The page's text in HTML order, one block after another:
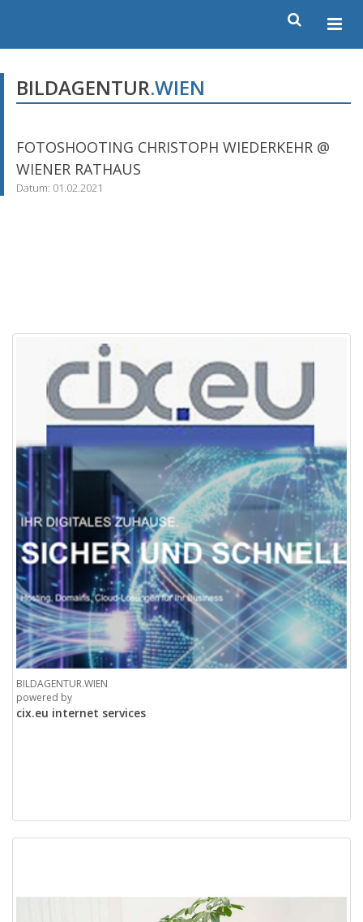
BILDAGENTUR.WIEN
FOTOSHOOTING CHRISTOPH WIEDERKEHR @
WIENER RATHAUS
Datum: 01.02.2021
BILDAGENTUR.WIEN
powered by
cix.eu internet services